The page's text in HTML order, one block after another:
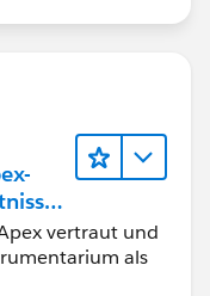
vertraut und
als